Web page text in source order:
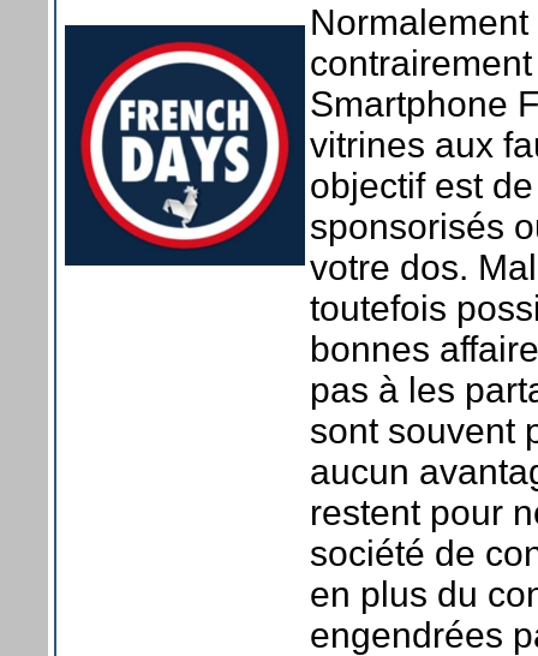
Smartphone
vitrines aux
objectif est
sponsorisés
votre dos.
toutefois
bonnes
pas à les
sont souvent
aucun
restent pour
société de
en plus du
engendrées